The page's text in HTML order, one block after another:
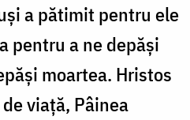
a pătimit pentru ele
pentru a ne depăși
moartea. Hristos
viață, Pâinea